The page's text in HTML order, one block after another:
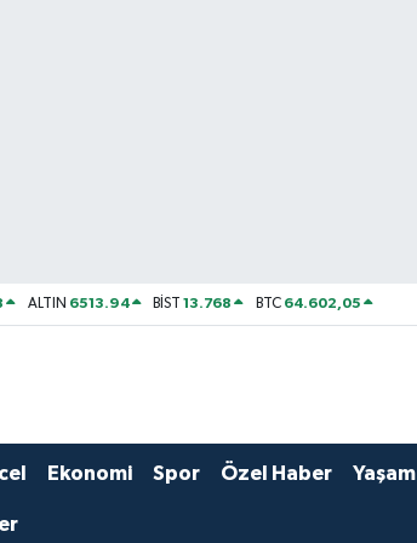
ALTIN 6513.94 BİST13.768 BTC 64.602,05
Ekonomi Spor Özel Haber Yaşam